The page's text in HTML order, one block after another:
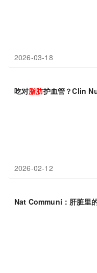
2026-03-18
吃对脂肪护血管？Clin
2026-02-12
Nat Communi：肝脏里